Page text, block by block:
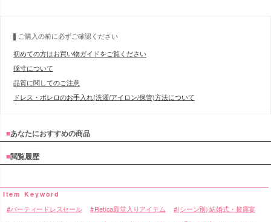
ご購入の前に必ずご確認ください
初めての方はお買い物ガイドをご覧ください
採寸について
品質に関してのご注意
ドレス・ボレロのお手入れ(洗濯/アイロン/保管)方法について
■あなたにおすすめの商品
■閲覧履歴
パーティードレスセール Retica殿堂入りアイテム (シーン別) 結婚式・披露宴